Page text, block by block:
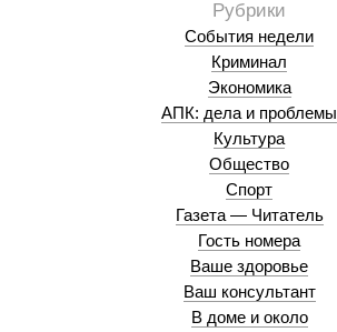
События недели
Криминал
Экономика
АПК: дела и проблемы
Культура
Общество
Спорт
Газета — Читатель
Гость номера
Ваше здоровье
Ваш консультант
В доме и около